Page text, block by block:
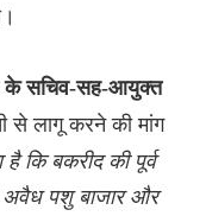
के सचिव-सह-आयुक्त
से लागू करने की मांग
कि बकरीद की पूर्व
अवैध पशु बाजार और